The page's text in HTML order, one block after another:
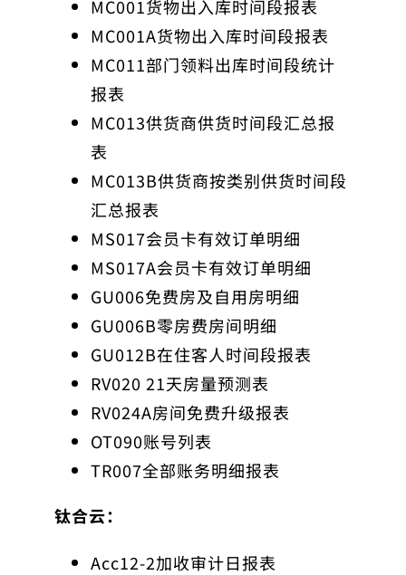
MC001货物出入库时间段报表
MC001A货物出入库时间段报表
MC011部门领料出库时间段统计
报表
MC013供货商供货时间段汇总报
表
MC013B供货商按类别供货时间段
汇总报表
MS017会员卡有效订单明细
MS017A会员卡有效订单明细
GU006免费房及自用房明细
GU006B零房费房间明细
GU012B在住客人时间段报表
RV020 21天房量预测表
RV024A房间免费升级报表
OT090账号列表
TR007全部账务明细报表
钛合云：
Acc12-2加收审计日报表